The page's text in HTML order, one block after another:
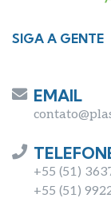
SIGA A GENTE
EMAIL
+55 (51)
+55 (51)